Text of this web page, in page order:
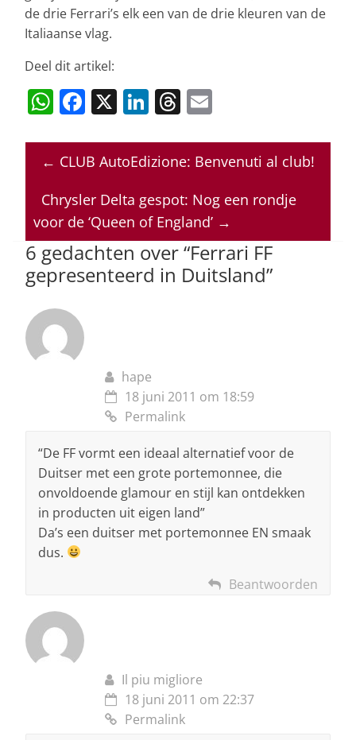
de drie Ferrari’s elk een van de drie kleuren van de
Italiaanse vlag.
Deel dit artikel:
W
h
at
s
A
p
p
F
a
c
e
b
o
o
k
X Li
n
k
e
dI
n
T
h
re
a
d
s
ai
l
← CLUB AutoEdizione: Benvenuti al club!
Chrysler Delta gespot: Nog een rondje
voor de ‘Queen of England’ →
6 gedachten over “Ferrari FF
gepresenteerd in Duitsland”
hape
18 juni 2011 om 18:59
Permalink
“De FF vormt een ideaal alternatief voor de
Duitser met een grote portemonnee, die
onvoldoende glamour en stijl kan ontdekken
in producten uit eigen land”
Da’s een duitser met portemonnee EN smaak
dus.
Beantwoorden
Il piu migliore
18 juni 2011 om 22:37
Permalink